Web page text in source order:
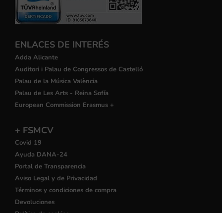
ENLACES DE INTERÉS
Adda Alicante
Auditori i Palau de Congressos de Castelló
Palau de la Música València
Palau de Les Arts - Reina Sofía
European Commission Erasmus +
+ FSMCV
Covid 19
Ayuda DANA-24
Portal de Transparencia
Aviso Legal y de Privacidad
Términos y condiciones de compra
Devoluciones